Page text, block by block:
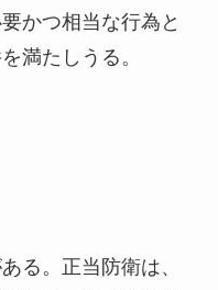
かつ相当な行為と
満たしうる。
る。正当防衛は、